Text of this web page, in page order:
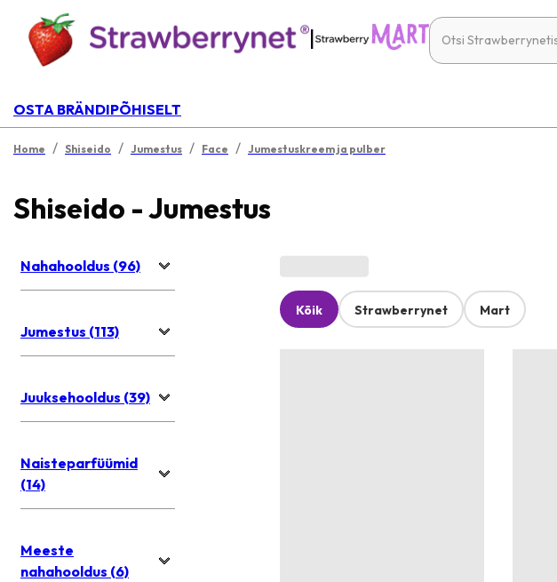
|
OSTA BRÄNDIPÕHISELT
Home / Shiseido / Jumestus / Face / Jumestuskreem ja pulber
Shiseido - Jumestus
Nahahooldus (96)
Jumestus (113)
Juuksehooldus (39)
Naisteparfüümid
(14)
Meeste
nahahooldus (6)
Kõik Strawberrynet Mart